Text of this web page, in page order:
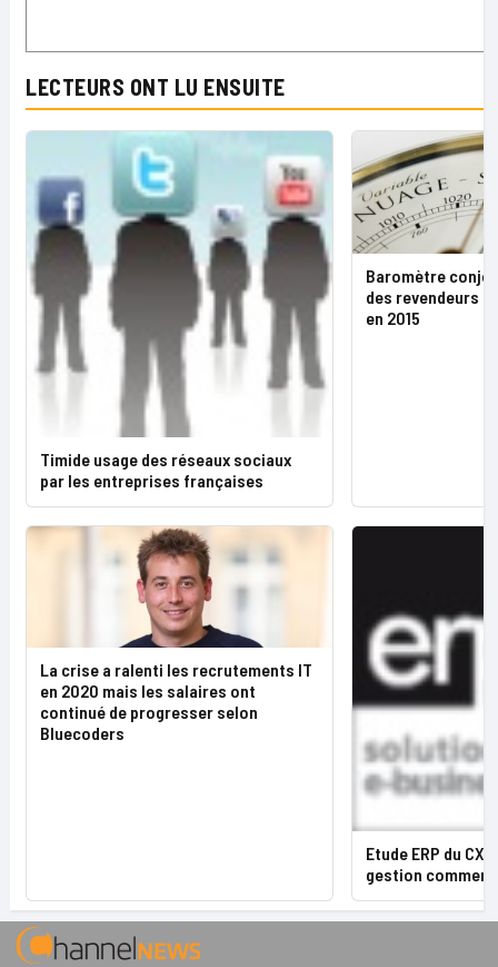
LECTEURS ONT LU ENSUITE
Timide usage des réseaux sociaux
par les entreprises françaises
Baromètre
des revendeurs
en 2015
La crise a ralenti les recrutements IT
en 2020 mais les salaires ont
continué de progresser selon
Bluecoders
Etude ERP du
gestion